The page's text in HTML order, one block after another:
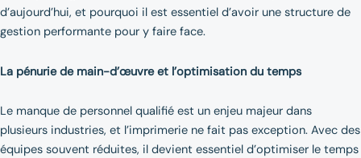
d’aujourd’hui, et pourquoi il est essentiel d’avoir une structure de
gestion performante pour y faire face.
La pénurie de main-d’œuvre et l’optimisation du temps
Le manque de personnel qualifié est un enjeu majeur dans
plusieurs industries, et l’imprimerie ne fait pas exception. Avec des
équipes souvent réduites, il devient essentiel d’optimiser le temps